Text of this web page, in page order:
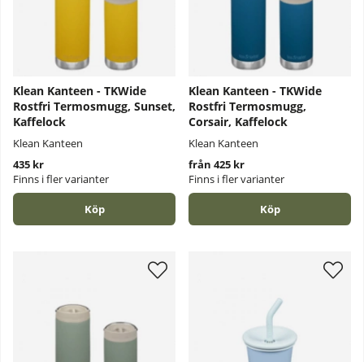
Klean Kanteen - TKWide
Rostfri Termosmugg, Sunset,
Kaffelock
Klean Kanteen
435 kr
Finns i fler varianter
Köp
Klean Kanteen - TKWide
Rostfri Termosmugg,
Corsair, Kaffelock
Klean Kanteen
från 425 kr
Finns i fler varianter
Köp